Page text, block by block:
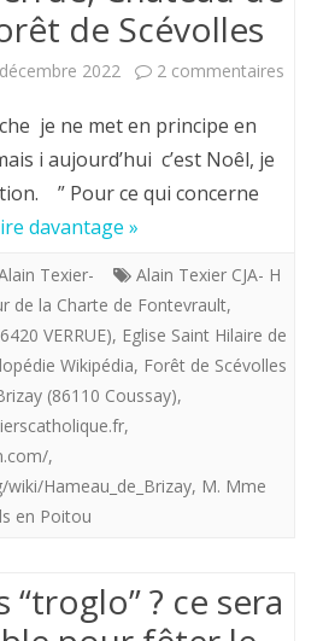
Texier,
CJA
et
par
jean-
Yves
de Scévolles
2022 2 commentaires
je ne met en principe en
i aujourd’hui c’est Noêl, je
” Pour ce qui concerne
davantage »
Texier-
Alain Texier CJA- H
de la Charte de Fontevrault,
VERRUE), Eglise Saint Hilaire de
Wikipédia, Forêt de Scévolles
(86110 Coussay),
,
,
Hameau_de_Brizay, M. Mme
en Poitou
“troglo” ? ce sera